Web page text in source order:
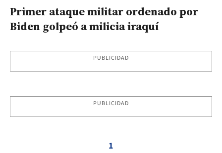
Primer ataque militar ordenado por
Biden golpeó a milicia iraquí
PUBLICIDAD
PUBLICIDAD
1